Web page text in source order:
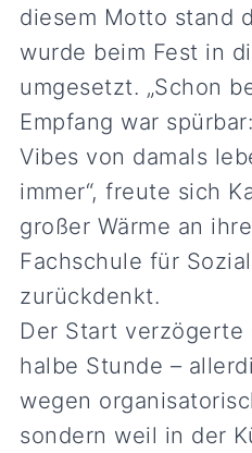
diesem Motto stand
wurde beim Fest in
umgesetzt. „Schon
Empfang war
Vibes von damals
immer“, freute sich
großer Wärme an
Fachschule für
zurückdenkt.
Der Start verzögerte
halbe Stunde –
wegen
sondern weil in der